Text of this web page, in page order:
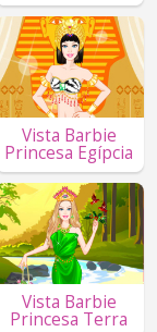
Vista Barbie
Princesa Egípcia
Vista Barbie
Princesa Terra